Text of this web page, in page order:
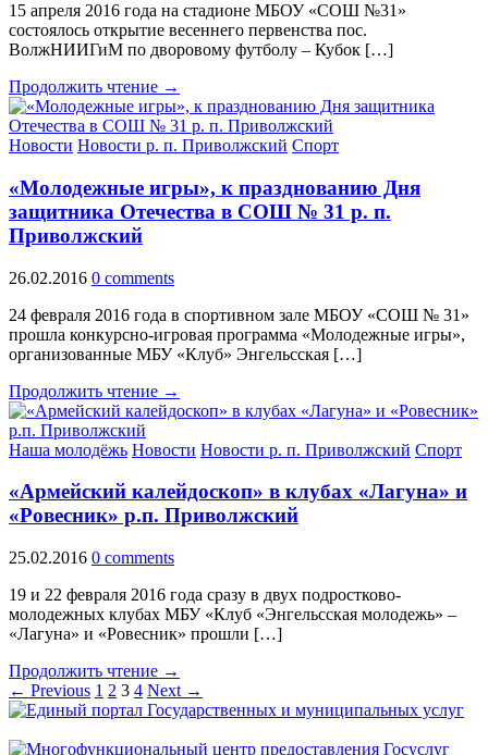
15 апреля 2016 года на стадионе МБОУ «СОШ №31»
состоялось открытие весеннего первенства пос.
ВолжНИИГиМ по дворовому футболу – Кубок […]
Продолжить чтение →
Новости Новости р. п. Приволжский Спорт
«Молодежные игры», к празднованию Дня
защитника Отечества в СОШ № 31 р. п.
Приволжский
26.02.2016 0 comments
24 февраля 2016 года в спортивном зале МБОУ «СОШ № 31»
прошла конкурсно-игровая программа «Молодежные игры»,
организованные МБУ «Клуб» Энгельсская […]
Продолжить чтение →
Наша молодёжь Новости Новости р. п. Приволжский Спорт
«Армейский калейдоскоп» в клубах «Лагуна» и
«Ровесник» р.п. Приволжский
25.02.2016 0 comments
19 и 22 февраля 2016 года сразу в двух подростково-
молодежных клубах МБУ «Клуб «Энгельсская молодежь» –
«Лагуна» и «Ровесник» прошли […]
Продолжить чтение →
← Previous 1 2 3 4 Next →